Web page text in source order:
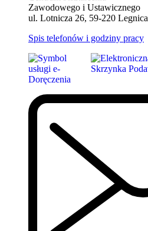
Zawodowego i Ustawicznego
ul. Lotnicza 26, 59-220 Legnica
Spis telefonów i godziny pracy